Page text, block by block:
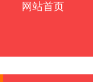
网站首页